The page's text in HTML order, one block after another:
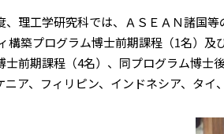
理工学研究科では、ＡＳＥＡＮ諸国
構築プログラム博士前期課程（1名）
士前期課程（4名）、同プログラム博士
ニア、フィリピン、インドネシア、タ